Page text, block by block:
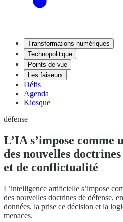
Transformations numériques
Technopolitique
Points de vue
Les faiseurs
Défis
Agenda
Kiosque
défense
L’IA s’impose
des nouvelles
et de conflictualité
L’intelligence artificielle s’impose
des nouvelles doctrines de défense,
données, la prise de décision et la
menaces.